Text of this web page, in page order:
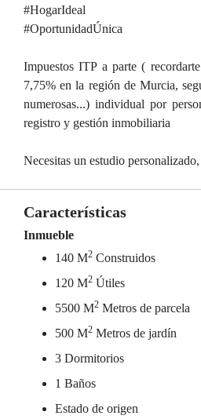
#HogarIdeal
#OportunidadÚnica
Impuestos ITP a parte (
7,75% en la región de Murcia,
numerosas...) individual por
registro y gestión inmobiliaria
Necesitas un estudio
Características
Inmueble
140 M2 Construidos
120 M2 Útiles
5500 M2 Metros de parcela
500 M2 Metros de jardín
3 Dormitorios
1 Baños
Estado de origen